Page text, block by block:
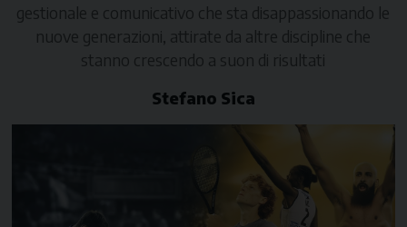
gestionale e comunicativo che sta disappassionando le
nuove generazioni, attirate da altre discipline che
stanno crescendo a suon di risultati
Stefano Sica